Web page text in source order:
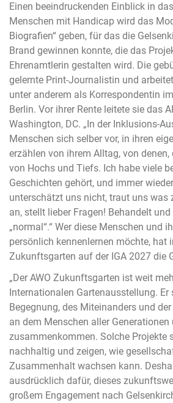
Einen beeindruckenden Einblick in
Menschen mit Handicap wird das
Biografien“ geben, für das die
Brand gewinnen konnte, die das
Ehrenamtlerin gestalten wird. Die
gelernte Print-Journalistin und
unter anderem als Korrespondentin
Berlin. Vor ihrer Rente leitete sie das
Washington, DC. „In der Inklusions-
Menschen sich selber vor, in ihren
erzählen von ihrem Alltag, von
von Hochs und Tiefs. Ich habe viele
Geschichten gehört, und immer
unterschätzt uns nicht, traut uns was
an, stellt lieber Fragen! Behandelt
„normal“.“ Wer diese Menschen und
persönlich kennenlernen möchte, hat
Zukunftsgarten auf der IGA 2027 die
„Der AWO Zukunftsgarten ist weit
Internationalen Gartenausstellung.
Begegnung, des Miteinanders und
an dem Menschen aller
zusammenkommen. Solche Projekte
nachhaltig und zeigen, wie
Zusammenhalt wachsen kann.
ausdrücklich dafür, dieses
großem Engagement nach